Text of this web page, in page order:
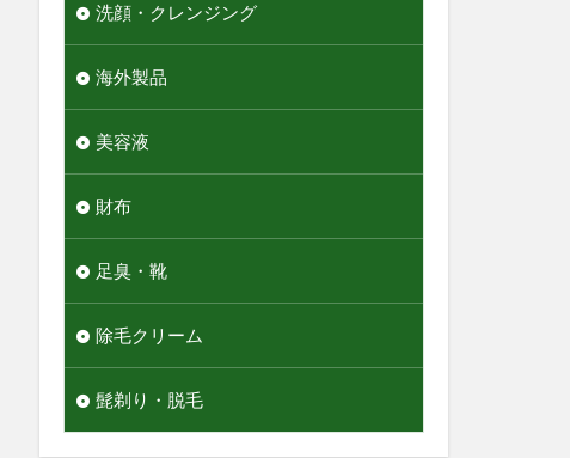
洗顔・クレンジング
海外製品
美容液
財布
足臭・靴
除毛クリーム
髭剃り・脱毛